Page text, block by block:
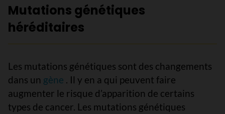
Mutations génétiques
héréditaires
Les mutations génétiques sont des changements
dans un gène . Il y en a qui peuvent faire
augmenter le risque d’apparition de certains
types de cancer. Les mutations génétiques